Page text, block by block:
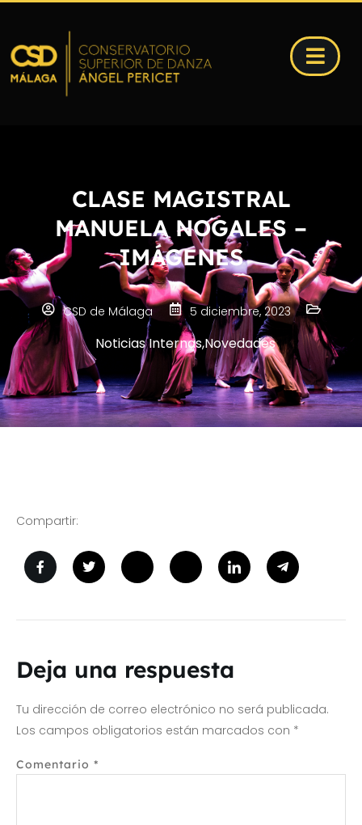
CLASE MAGISTRAL
MANUELA NOGALES –
IMÁGENES
CSD de Málaga 5 diciembre, 2023
Noticias Internas,Novedades
Compartir:
Deja una respuesta
Tu dirección de correo electrónico no será publicada.
Los campos obligatorios están marcados con *
Comentario *